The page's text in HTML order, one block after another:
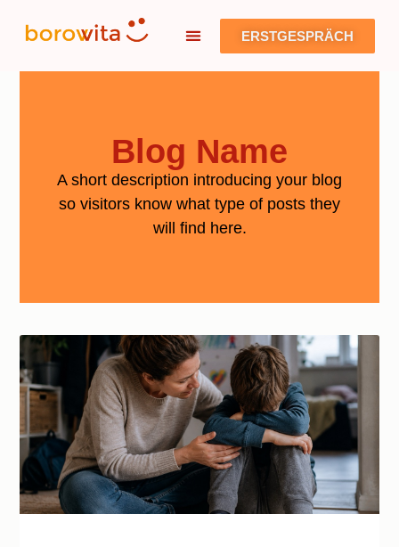
ERSTGESPRÄCH
Blog Name
A short description introducing your blog
so visitors know what type of posts they
will find here.